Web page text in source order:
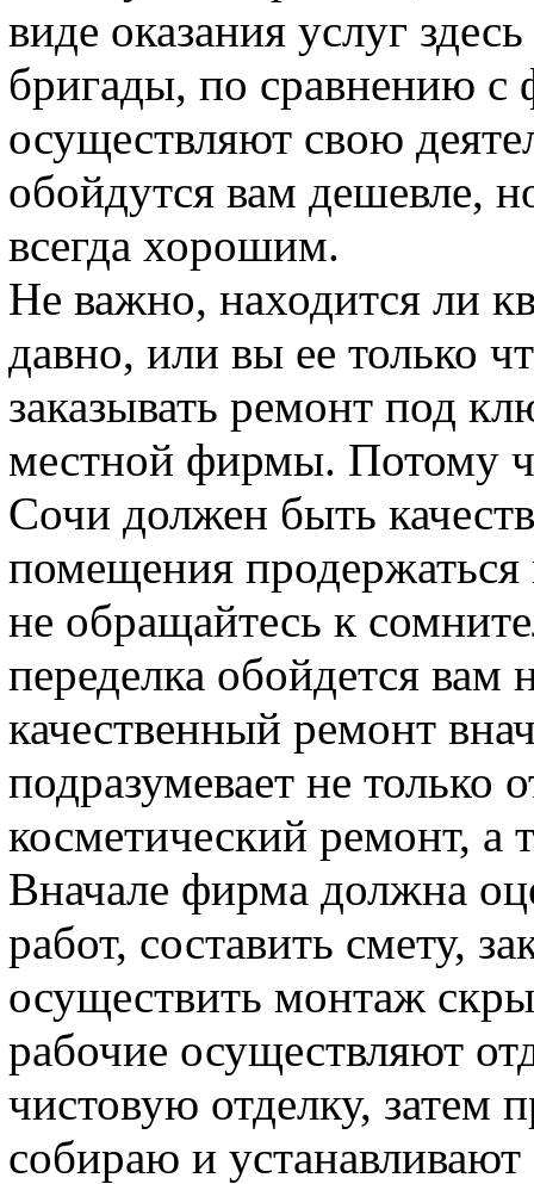
виде оказания услуг
бригады, по сравнению с
осуществляют свою
обойдутся вам дешевле,
всегда хорошим.
Не важно, находится ли
давно, или вы ее только
заказывать ремонт под
местной фирмы. Потому
Сочи должен быть
помещения
не обращайтесь к
переделка обойдется
качественный ремонт
подразумевает не только
косметический ремонт, а
Вначале фирма должна
работ, составить смету,
осуществить монтаж
рабочие осуществляют
чистовую отделку, затем
собираю и устанавливают